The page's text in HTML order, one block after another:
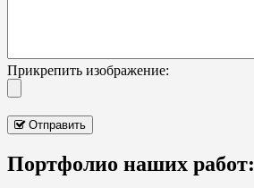
Прикрепить изображение:
Отправить
Портфолио наших работ: